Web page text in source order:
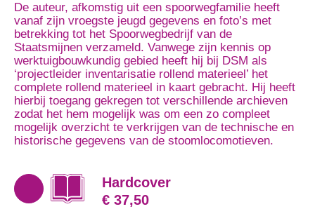
De auteur, afkomstig uit een spoorwegfamilie heeft
vanaf zijn vroegste jeugd gegevens en foto’s met
betrekking tot het Spoorwegbedrijf van de
Staatsmijnen verzameld. Vanwege zijn kennis op
werktuigbouwkundig gebied heeft hij bij DSM als
‘projectleider inventarisatie rollend materieel’ het
complete rollend materieel in kaart gebracht. Hij heeft
hierbij toegang gekregen tot verschillende archieven
zodat het hem mogelijk was om een zo compleet
mogelijk overzicht te verkrijgen van de technische en
historische gegevens van de stoomlocomotieven.
Hardcover
€ 37,50